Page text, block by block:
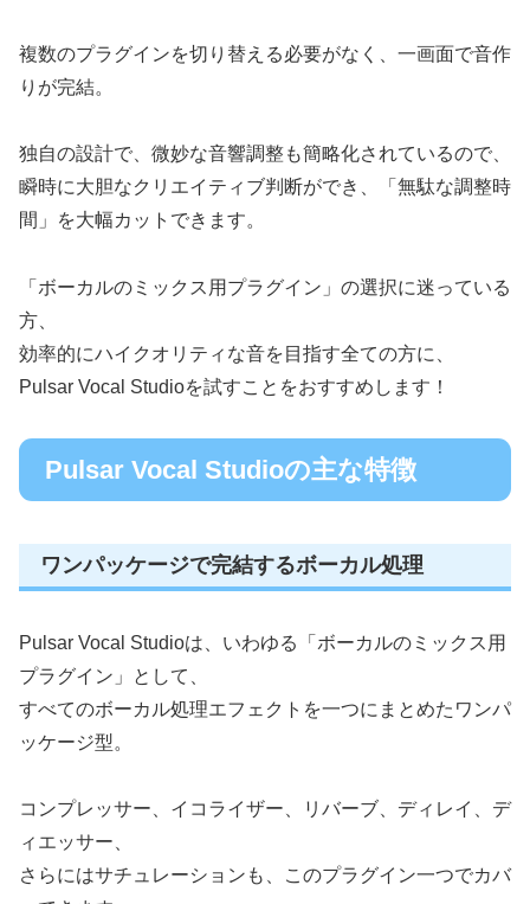
複数のプラグインを切り替える必要がなく、一画面で音作
りが完結。
独自の設計で、微妙な音響調整も簡略化されているので、
瞬時に大胆なクリエイティブ判断ができ、「無駄な調整時
間」を大幅カットできます。
「ボーカルのミックス用プラグイン」の選択に迷っている
方、
効率的にハイクオリティな音を目指す全ての方に、
Pulsar Vocal Studioを試すことをおすすめします！
Pulsar Vocal Studioの主な特徴
ワンパッケージで完結するボーカル処理
Pulsar Vocal Studioは、いわゆる「ボーカルのミックス用
プラグイン」として、
すべてのボーカル処理エフェクトを一つにまとめたワンパ
ッケージ型。
コンプレッサー、イコライザー、リバーブ、ディレイ、デ
ィエッサー、
さらにはサチュレーションも、このプラグイン一つでカバ